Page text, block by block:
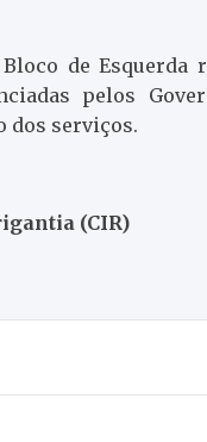
de Esquerda
pelos
dos serviços.
(CIR)